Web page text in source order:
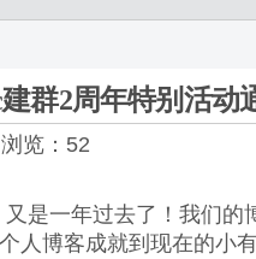
建群2周年特别活动
浏览：52
是一年过去了！我们的
人博客成就到现在的小